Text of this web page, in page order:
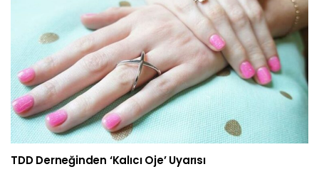
TDD Derneğinden ‘kalıcı Oje’ Uyarısı